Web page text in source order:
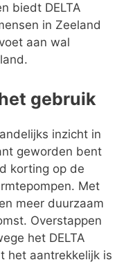
biedt DELTA
in Zeeland
aan wal
gebruik
inzicht in
geworden bent
korting op de
Met
meer duurzaam
Overstappen
het DELTA
het aantrekkelijk is